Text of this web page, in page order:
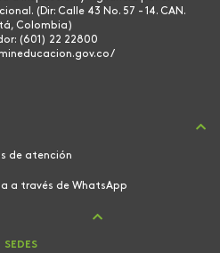
(Dir: Calle 43 No. 57 - 14. CAN.
Colombia)
(601) 22 22800
de atención
a través de WhatsApp
SEDES